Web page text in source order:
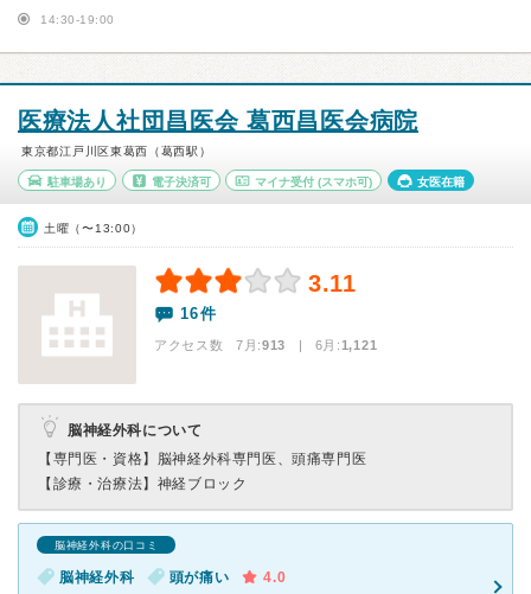
14:30-19:00
医療法人社団昌医会 葛西昌医会病院
東京都江戸川区東葛西（葛西駅）
駐車場あり 電子決済可 マイナ受付 (スマホ可) 女医在籍
土曜（〜13:00）
3.11
16件
アクセス数 7月:913 | 6月:1,121
脳神経外科について
【専門医・資格】 脳神経外科専門医、頭痛専門医
【診療・治療法】 神経ブロック
脳神経外科の口コミ
脳神経外科 頭が痛い
4.0